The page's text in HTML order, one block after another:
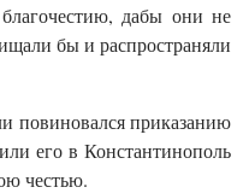
дабы они не
бы и распространяли
повиновался приказанию
его в Константинополь
честью.